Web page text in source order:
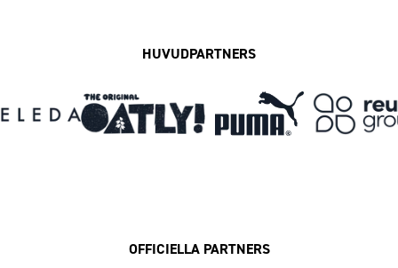
HUVUDPARTNERS
OFFICIELLA PARTNERS